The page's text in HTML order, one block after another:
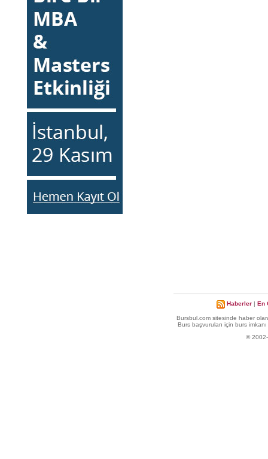
Haberler | En
Bursbul.com sitesinde haber
Burs başvuruları için burs
© 2002-